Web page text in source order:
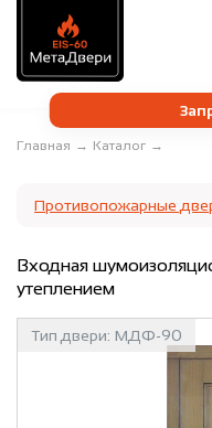
Главная → Каталог →
Противопожарные
Входная
утеплением
Тип двери: МДФ-90